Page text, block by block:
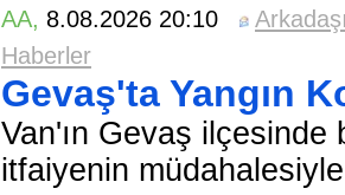
AA, 8.08.2026 20:10
Haberler
Gevaş'ta Yangın
Van'ın Gevaş ilçesinde
itfaiyenin